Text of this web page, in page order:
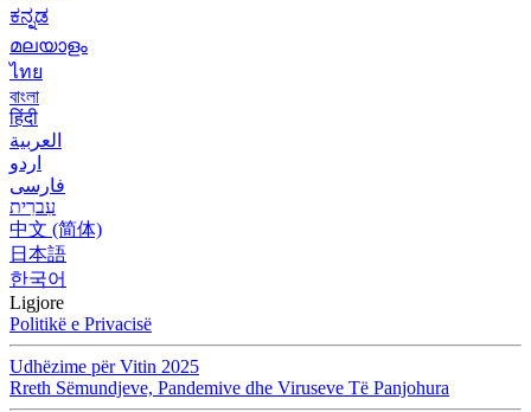
ಕನ್ನಡ
മലയാളം
ไทย
বাংলা
हिंदी
العربية
اردو
فارسی
עִברִית
中文 (简体)
日本語
한국어
Ligjore
Politikë e Privacisë
Udhëzime për Vitin 2025
Rreth Sëmundjeve, Pandemive dhe Viruseve Të Panjohura